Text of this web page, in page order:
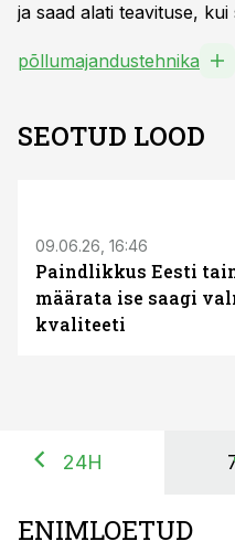
ja saad alati teavituse,
põllumajandustehnika
SEOTUD LOOD
09.06.26, 16:46
Paindlikkus Eesti
määrata ise saagi
kvaliteeti
24H
ENIMLOETUD